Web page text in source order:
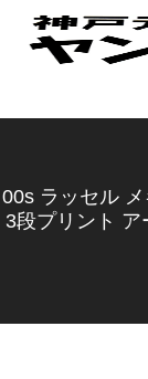
00s ラッセル
3段プリント